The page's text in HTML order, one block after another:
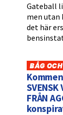
Gateball
men utan
det här
BÅG
SVENSK
FRÅN